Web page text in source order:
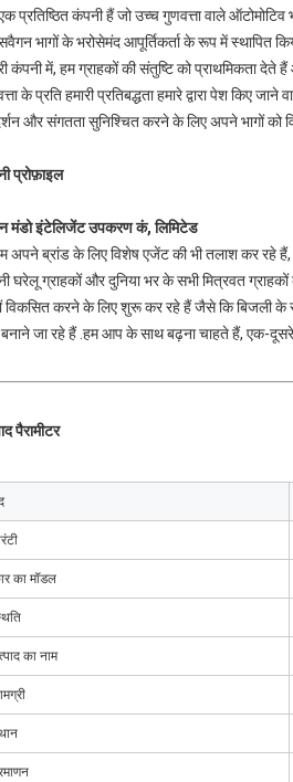
प्रतिष्ठित कंपनी हैं जो उच्च गुणवत्ता वाले
भागों के भरोसेमंद आपूर्तिकर्ता के रूप में स्थापित
कंपनी में, हम ग्राहकों की संतुष्टि को प्राथमिकता
के प्रति हमारी प्रतिबद्धता हमारे द्वारा पेश किए
और संगतता सुनिश्चित करने के लिए अपने भागों को
प्रोफ़ाइल
मंडो इंटेलिजेंट उपकरण कं, लिमिटेड
अपने ब्रांड के लिए विशेष एजेंट की भी तलाश कर रहे
घरेलू ग्राहकों और दुनिया भर के सभी मित्रवत
विकसित करने के लिए शुरू कर रहे हैं जैसे कि बिजली
बनाने जा रहे हैं .हम आप के साथ बढ़ना चाहते हैं, एक-
पैरामीटर
का मॉडल
का नाम